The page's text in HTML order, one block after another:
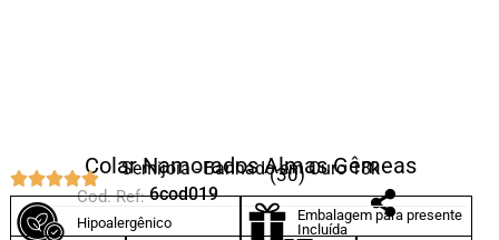
Colar Namorados Almas Gêmeas
Semijoia - Banhado em Ouro 18k
(30)
Cod. Ref: 6cod019
Hipoalergênico
Embalagem para presente
Incluída